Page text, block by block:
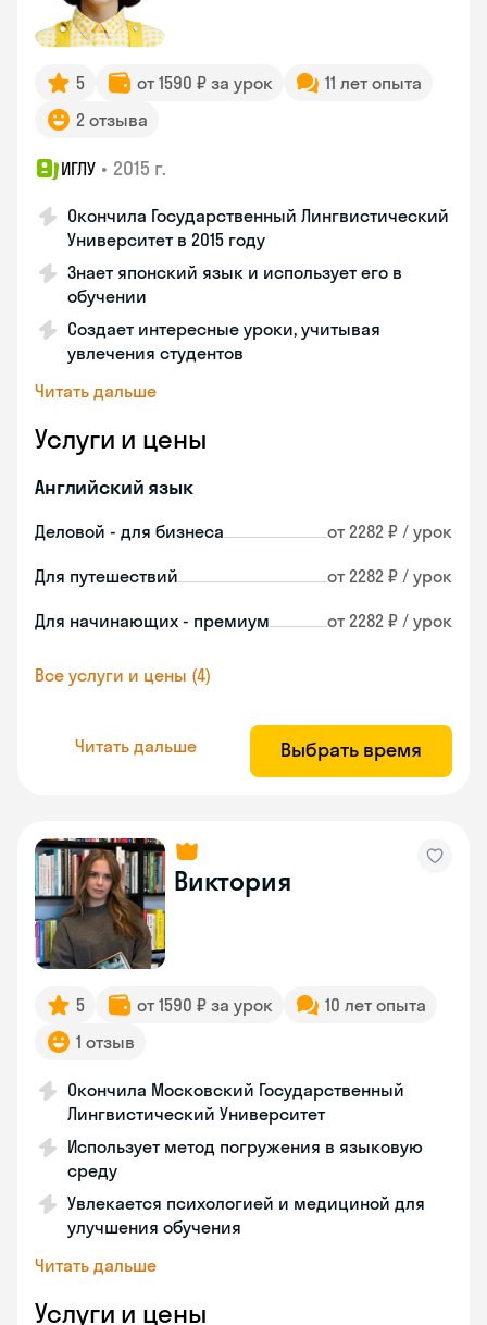
5 от 1590 ₽ за урок
11 лет опыта
2 отзыва
ИГЛУ • 2015 г.
Окончила Государственный Лингвистический
Университет в 2015 году
Знает японский язык и использует его в
обучении
Создает интересные уроки, учитывая
увлечения студентов
Читать дальше
Услуги и цены
Английский язык
Деловой - для бизнеса от 2282 ₽ / урок
Для путешествий от 2282 ₽ / урок
Для начинающих - премиум от 2282 ₽ / урок
Все услуги и цены (4)
Читать дальше Выбрать время
Виктория
5 от 1590 ₽ за урок
10 лет опыта
1 отзыв
Окончила Московский Государственный
Лингвистический Университет
Использует метод погружения в языковую
среду
Увлекается психологией и медициной для
улучшения обучения
Читать дальше
Услуги и цены